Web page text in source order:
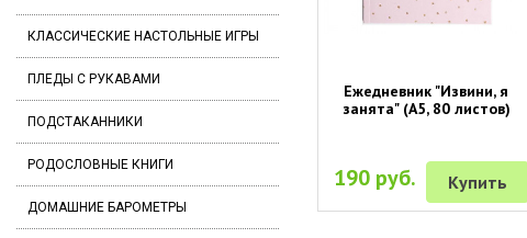
КЛАССИЧЕСКИЕ НАСТОЛЬНЫЕ ИГРЫ
ПЛЕДЫ С РУКАВАМИ
ПОДСТАКАННИКИ
РОДОСЛОВНЫЕ КНИГИ
ДОМАШНИЕ БАРОМЕТРЫ
Ежедневник "Извини, я
занята" (А5, 80 листов)
190 руб. Купить